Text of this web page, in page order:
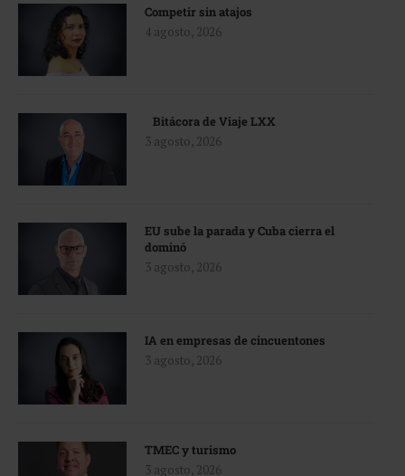
Competir sin atajos
4 agosto, 2026
Bitácora de Viaje LXX
3 agosto, 2026
EU sube la parada y Cuba cierra el
dominó
3 agosto, 2026
IA en empresas de cincuentones
3 agosto, 2026
TMEC y turismo
3 agosto, 2026